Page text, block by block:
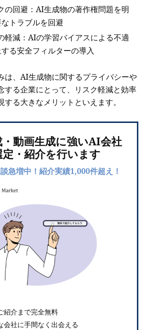
の回避：AI生成物の著作権問題を明
トラブルを回避
軽減：AIの学習バイアスによる不適
る安全フィルターの導入
は、AI生成物に関するプライバシーや
する企業にとって、リスク軽減と効率
する大きなメリットといえます。
・動画生成に強いAI会社
・紹介を行います
急増中！紹介実績1,000件超え！
紹介まで完全無料
会社に手間なく出会える